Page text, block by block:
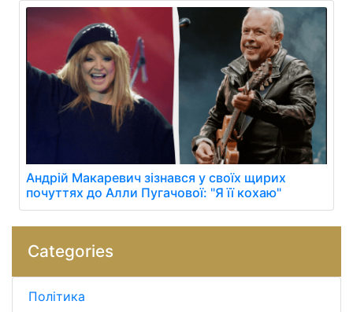
Андрій Макаревич зізнався у своїх щирих
почуттях до Алли Пугачової: "Я її кохаю"
Categories
Політика